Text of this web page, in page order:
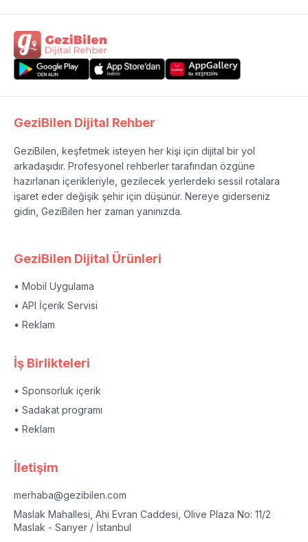
GeziBilen Dijital Rehber
GeziBilen, keşfetmek isteyen her kişi için dijital bir yol
arkadaşıdır. Profesyonel rehberler tarafından özgüne
hazırlanan içerikleriyle, gezilecek yerlerdeki sessil rotalara
işaret eder değişik şehir için düşünür. Nereye giderseniz
gidin, GeziBilen her zaman yanınızda.
GeziBilen Dijital Ürünleri
• Mobil Uygulama
• API İçerik Servisi
• Reklam
İş Birlikteleri
• Sponsorluk içerik
• Sadakat programı
• Reklam
İletişim
merhaba@gezibilen.com
Maslak Mahallesi, Ahi Evran Caddesi, Olive Plaza No: 11/2
Maslak - Sarıyer / İstanbul